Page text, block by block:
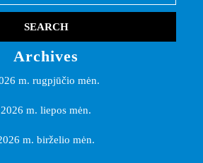
Archives
m. rugpjūčio mėn.
2026 m. liepos mėn.
m. birželio mėn.